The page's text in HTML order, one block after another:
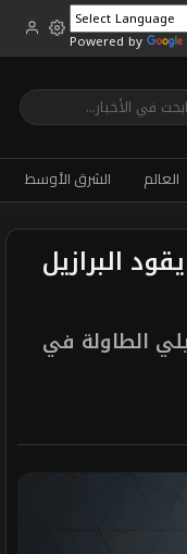
Powered by
العالم الشرق الأوسط
البرازيل
الطاولة في